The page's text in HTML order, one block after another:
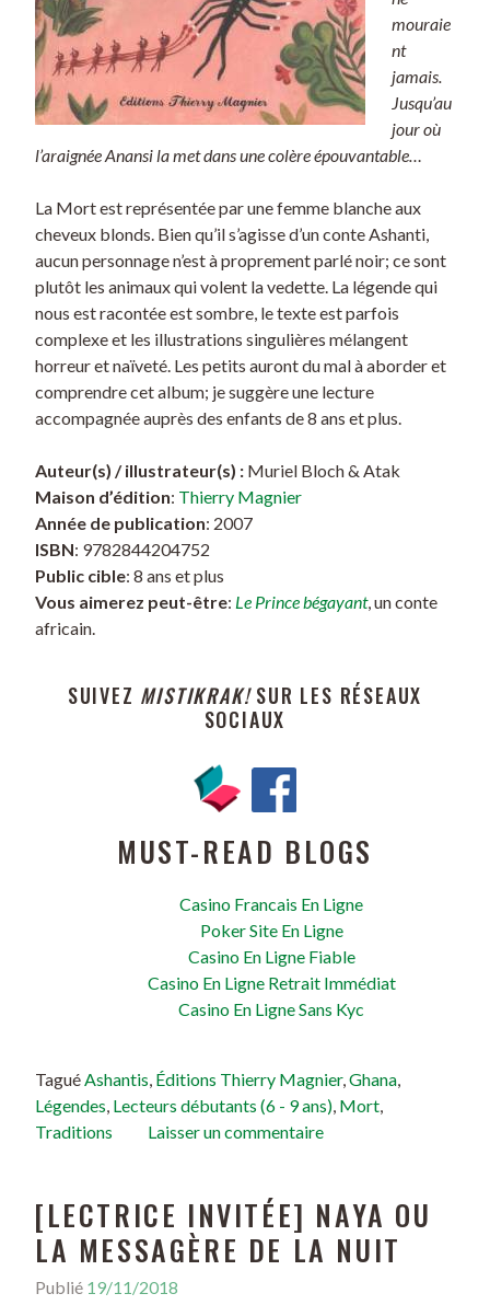
mouraie
nt
jamais.
Jusqu’au
jour où
l’araignée Anansi la met dans une colère épouvantable…
La Mort est représentée par une femme blanche aux
cheveux blonds. Bien qu’il s’agisse d’un conte Ashanti,
aucun personnage n’est à proprement parlé noir; ce sont
plutôt les animaux qui volent la vedette. La légende qui
nous est racontée est sombre, le texte est parfois
complexe et les illustrations singulières mélangent
horreur et naïveté. Les petits auront du mal à aborder et
comprendre cet album; je suggère une lecture
accompagnée auprès des enfants de 8 ans et plus.
Auteur(s) / illustrateur(s) : Muriel Bloch & Atak
Maison d’édition: Thierry Magnier
Année de publication: 2007
ISBN: 9782844204752
Public cible: 8 ans et plus
Vous aimerez peut-être: Le Prince bégayant, un conte
africain.
SUIVEZ MISTIKRAK!SUR LES RÉSEAUX
SOCIAUX
MUST-READ BLOGS
Casino Francais En Ligne
Poker Site En Ligne
Casino En Ligne Fiable
Casino En Ligne Retrait Immédiat
Casino En Ligne Sans Kyc
Tagué Ashantis Éditions Thierry Magnier, Ghana
Légendes Lecteurs débutants (6 - 9 ans) Mort
Traditions
Laisser un commentaire
[LECTRICE INVITÉE] NAYA OU
LA MESSAGÈRE DE LA NUIT
Publié 19/11/2018